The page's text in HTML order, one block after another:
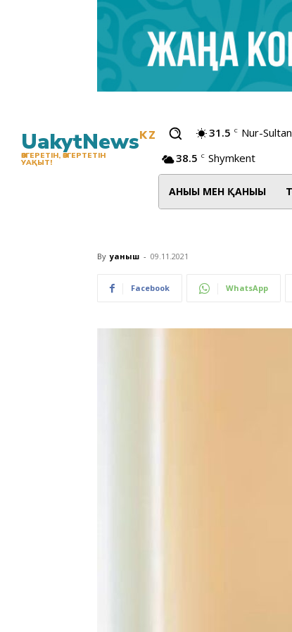
UakytNewsKZ
ӨЗГЕРЕТІН, ӨЗГЕРТЕТІН
УАҚЫТ!
31.5 C Nur-Sultan
38.5 C Shymkent
АНЫҒЫ МЕН ҚАНЫҒЫ
By Қуаныш - 09.11.2021
Facebook WhatsApp